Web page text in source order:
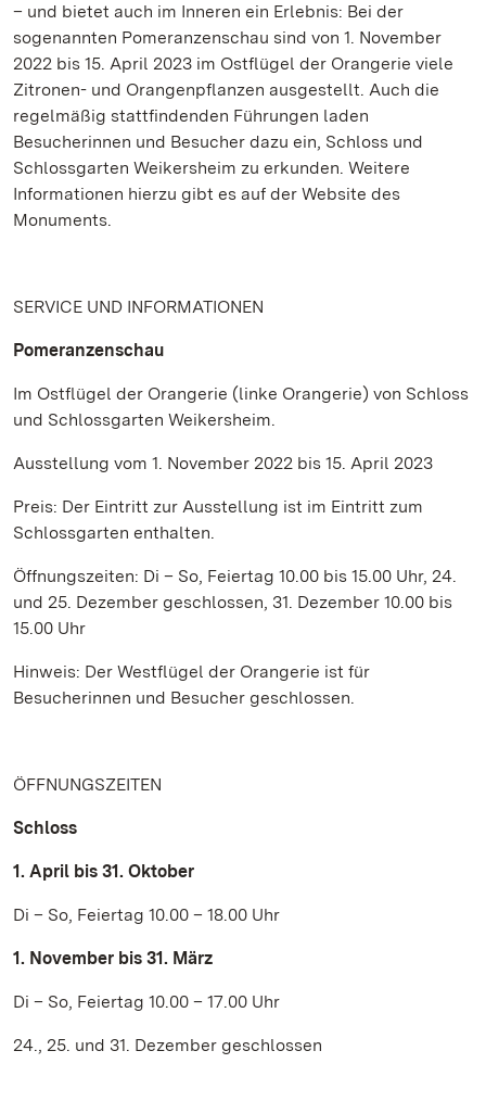
– und bietet auch im Inneren ein Erlebnis: Bei der
sogenannten Pomeranzenschau sind von 1. November
2022 bis 15. April 2023 im Ostflügel der Orangerie viele
Zitronen- und Orangenpflanzen ausgestellt. Auch die
regelmäßig stattfindenden Führungen laden
Besucherinnen und Besucher dazu ein, Schloss und
Schlossgarten Weikersheim zu erkunden. Weitere
Informationen hierzu gibt es auf der Website des
Monuments.
SERVICE UND INFORMATIONEN
Pomeranzenschau
Im Ostflügel der Orangerie (linke Orangerie) von Schloss
und Schlossgarten Weikersheim.
Ausstellung vom 1. November 2022 bis 15. April 2023
Preis: Der Eintritt zur Ausstellung ist im Eintritt zum
Schlossgarten enthalten.
Öffnungszeiten: Di – So, Feiertag 10.00 bis 15.00 Uhr, 24.
und 25. Dezember geschlossen, 31. Dezember 10.00 bis
15.00 Uhr
Hinweis: Der Westflügel der Orangerie ist für
Besucherinnen und Besucher geschlossen.
ÖFFNUNGSZEITEN
Schloss
1. April bis 31. Oktober
Di – So, Feiertag 10.00 – 18.00 Uhr
1. November bis 31. März
Di – So, Feiertag 10.00 – 17.00 Uhr
24., 25. und 31. Dezember geschlossen